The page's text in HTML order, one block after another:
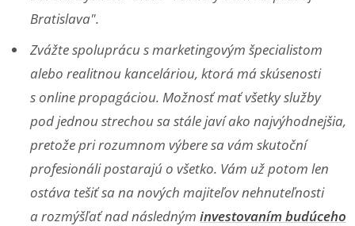
Bratislava".
Zvážte spoluprácu s marketingovým špecialistom
alebo realitnou kanceláriou, ktorá má skúsenosti
s online propagáciou. Možnosť mať všetky služby
pod jednou strechou sa stále javí ako najvýhodnejšia,
pretože pri rozumnom výbere sa vám skutoční
profesionáli postarajú o všetko. Vám už potom len
ostáva tešiť sa na nových majiteľov nehnuteľnosti
a rozmýšľať nad následným investovaním budúceho